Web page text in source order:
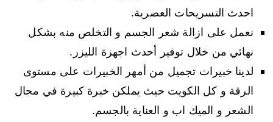
احدث التسريحات العصرية.
نعمل على ازالة شعر الجسم و التخلص منه بشكل
نهائي من خلال توفير أحدث اجهزة الليزر.
لدينا خبيرات تجميل من أمهر الخبيرات على مستوى
الرقة و كل الكويت حيث يملكن خبرة كبيرة في مجال
الشعر و الميك اب و العناية بالجسم.